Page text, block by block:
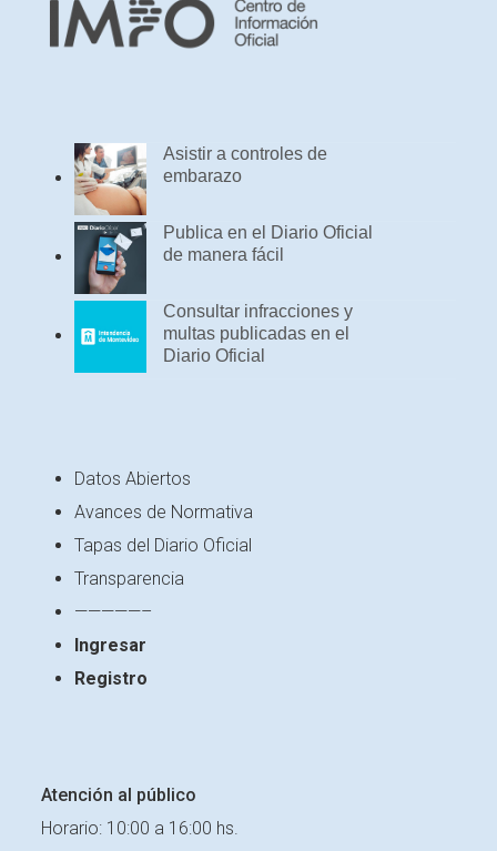
Asistir a controles de
embarazo
Publica en el Diario Oficial
de manera fácil
Consultar infracciones y
multas publicadas en el
Diario Oficial
Datos Abiertos
Avances de Normativa
Tapas del Diario Oficial
Transparencia
—————–
Ingresar
Registro
Atención al público
Horario: 10:00 a 16:00 hs.